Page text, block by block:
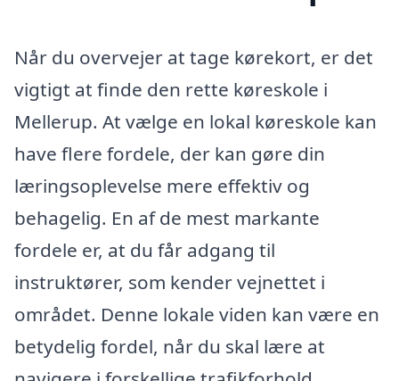
Når du overvejer at tage kørekort, er det
vigtigt at finde den rette køreskole i
Mellerup. At vælge en lokal køreskole kan
have flere fordele, der kan gøre din
læringsoplevelse mere effektiv og
behagelig. En af de mest markante
fordele er, at du får adgang til
instruktører, som kender vejnettet i
området. Denne lokale viden kan være en
betydelig fordel, når du skal lære at